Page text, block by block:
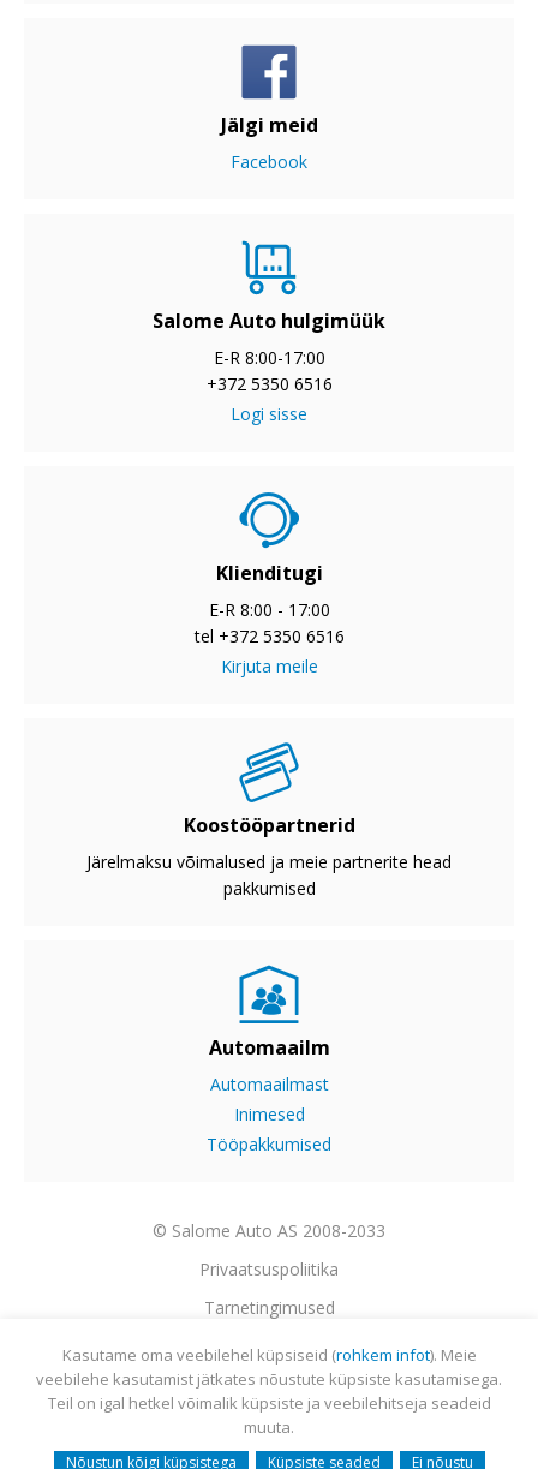
Jälgi meid
Facebook
Salome Auto hulgimüük
E-R 8:00-17:00
+372 5350 6516
Logi sisse
Klienditugi
E-R 8:00 - 17:00
tel +372 5350 6516
Kirjuta meile
Koostööpartnerid
Järelmaksu võimalused ja meie partnerite head
pakkumised
Automaailm
Automaailmast
Inimesed
Tööpakkumised
© Salome Auto AS 2008-2033
Privaatsuspoliitika
Tarnetingimused
Garantii
Utiliseerimine
Sisukaart
Webmail
Kasutame oma veebilehel küpsiseid (rohkem infot). Meie
veebilehe kasutamist jätkates nõustute küpsiste kasutamisega.
Teil on igal hetkel võimalik küpsiste ja veebilehitseja seadeid
muuta.
Nõustun kõigi küpsistega Küpsiste seaded Ei nõustu